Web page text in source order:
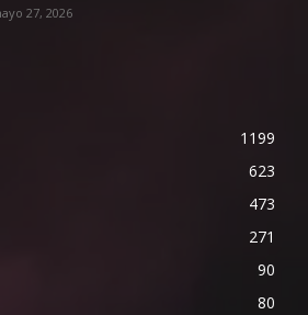
27, 2026
1199
623
473
271
90
80